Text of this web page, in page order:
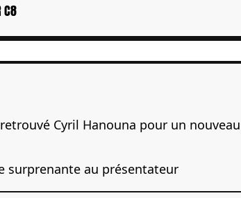
C8
Cyril Hanouna pour un
surprenante au présentateur